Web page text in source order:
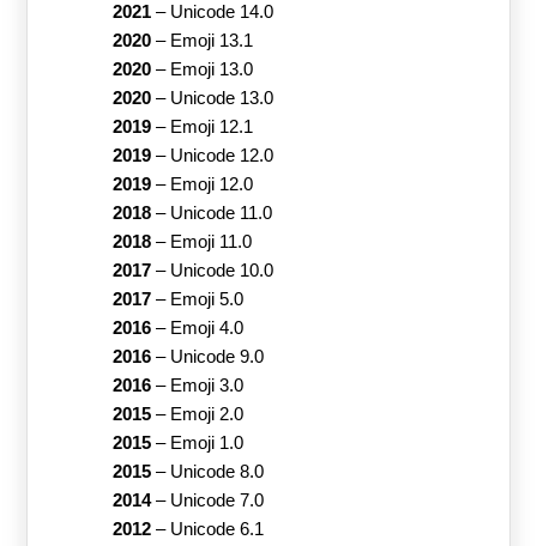
2021– Unicode 14.0
2020– Emoji 13.1
2020– Emoji 13.0
2020– Unicode 13.0
2019– Emoji 12.1
2019– Unicode 12.0
2019– Emoji 12.0
2018– Unicode 11.0
2018– Emoji 11.0
2017– Unicode 10.0
2017– Emoji 5.0
2016– Emoji 4.0
2016– Unicode 9.0
2016– Emoji 3.0
2015– Emoji 2.0
2015– Emoji 1.0
2015– Unicode 8.0
2014– Unicode 7.0
2012– Unicode 6.1